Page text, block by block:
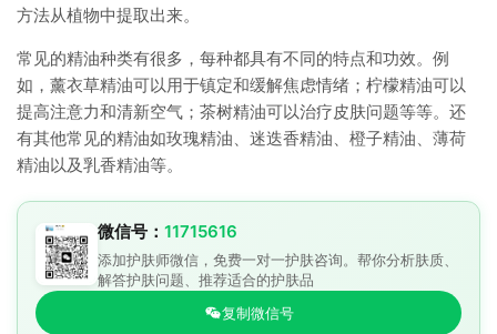
方法从植物中提取出来。
常见的精油种类有很多，每种都具有不同的特点和功效。例
如，薰衣草精油可以用于镇定和缓解焦虑情绪；柠檬精油可以
提高注意力和清新空气；茶树精油可以治疗皮肤问题等等。还
有其他常见的精油如玫瑰精油、迷迭香精油、橙子精油、薄荷
精油以及乳香精油等。
微信号： 11715616
添加护肤师微信，免费一对一护肤咨询。帮你分析肤质、
解答护肤问题、推荐适合的护肤品
复制微信号